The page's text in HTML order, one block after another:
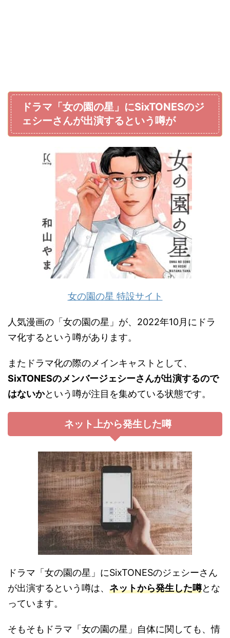
ドラマ「女の園の星」にSixTONESのジ
ェシーさんが出演するという噂が
女の園の星 特設サイト
人気漫画の「女の園の星」が、2022年10月にドラ
マ化するという噂があります。
またドラマ化の際のメインキャストとして、
SixTONESのメンバージェシーさんが出演するので
はないかという噂が注目を集めている状態です。
ネット上から発生した噂
ドラマ「女の園の星」にSixTONESのジェシーさん
が出演するという噂は、 ネットから発生した噂とな
っています。
そもそもドラマ「女の園の星」自体に関しても、情